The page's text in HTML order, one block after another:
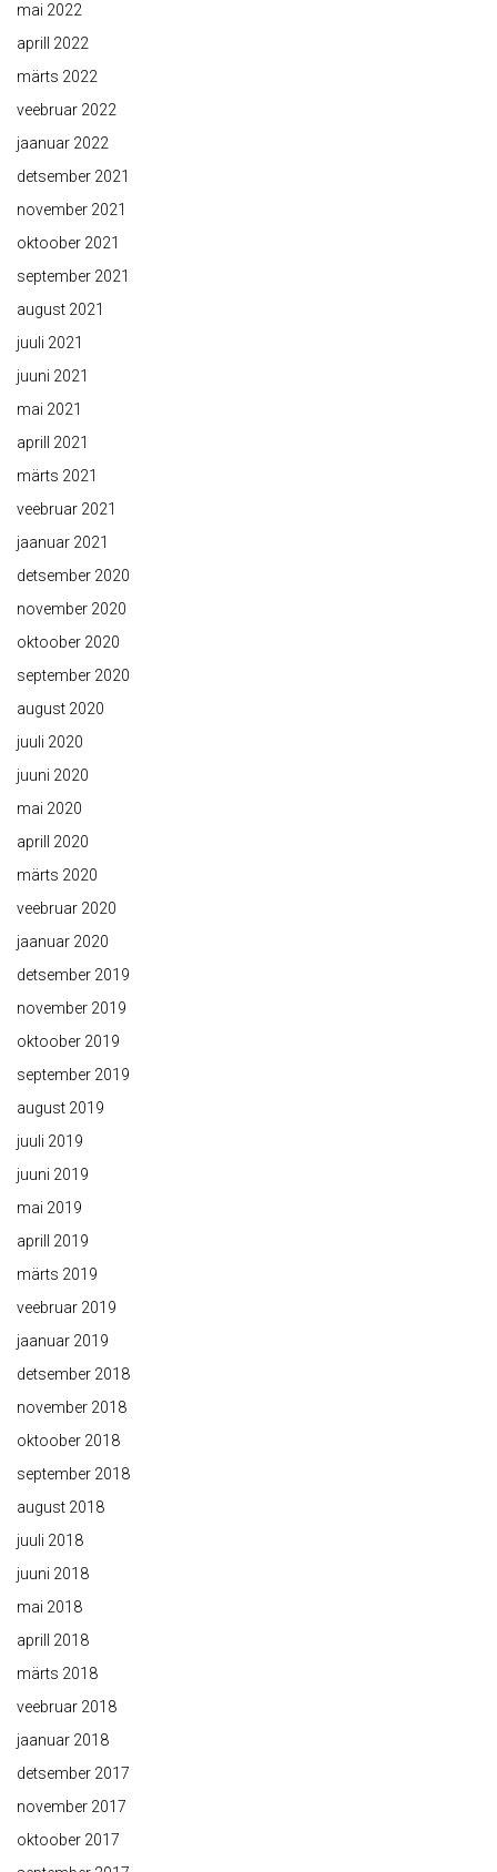
mai 2022
aprill 2022
märts 2022
veebruar 2022
jaanuar 2022
detsember 2021
november 2021
oktoober 2021
september 2021
august 2021
juuli 2021
juuni 2021
mai 2021
aprill 2021
märts 2021
veebruar 2021
jaanuar 2021
detsember 2020
november 2020
oktoober 2020
september 2020
august 2020
juuli 2020
juuni 2020
mai 2020
aprill 2020
märts 2020
veebruar 2020
jaanuar 2020
detsember 2019
november 2019
oktoober 2019
september 2019
august 2019
juuli 2019
juuni 2019
mai 2019
aprill 2019
märts 2019
veebruar 2019
jaanuar 2019
detsember 2018
november 2018
oktoober 2018
september 2018
august 2018
juuli 2018
juuni 2018
mai 2018
aprill 2018
märts 2018
veebruar 2018
jaanuar 2018
detsember 2017
november 2017
oktoober 2017